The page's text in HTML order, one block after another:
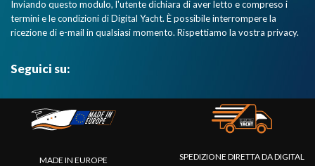
Inviando questo modulo, l'utente dichiara di aver letto e compreso i
termini e le condizioni di Digital Yacht. È possibile interrompere la
ricezione di e-mail in qualsiasi momento. Rispettiamo la vostra privacy.
Seguici su:
MADE IN EUROPE
SPEDIZIONE DIRETTA DA DIGITAL